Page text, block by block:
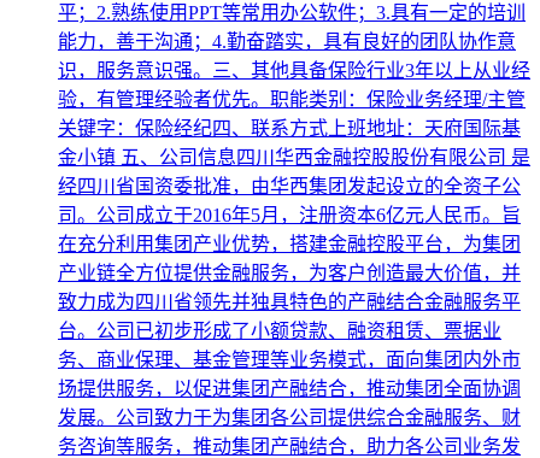
平；2.熟练使用PPT等常用办公软件；3.具有一定的培训
能力，善于沟通；4.勤奋踏实，具有良好的团队协作意
识，服务意识强。三、其他具备保险行业3年以上从业经
验，有管理经验者优先。职能类别：保险业务经理/主管
关键字：保险经纪四、联系方式上班地址：天府国际基
金小镇 五、公司信息四川华西金融控股股份有限公司 是
经四川省国资委批准，由华西集团发起设立的全资子公
司。公司成立于2016年5月，注册资本6亿元人民币。旨
在充分利用集团产业优势，搭建金融控股平台，为集团
产业链全方位提供金融服务，为客户创造最大价值，并
致力成为四川省领先并独具特色的产融结合金融服务平
台。公司已初步形成了小额贷款、融资租赁、票据业
务、商业保理、基金管理等业务模式，面向集团内外市
场提供服务，以促进集团产融结合，推动集团全面协调
发展。公司致力于为集团各公司提供综合金融服务、财
务咨询等服务，推动集团产融结合，助力各公司业务发